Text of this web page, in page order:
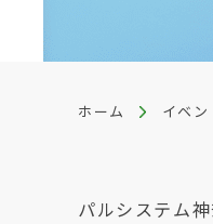
ホーム イベン
パルシステム